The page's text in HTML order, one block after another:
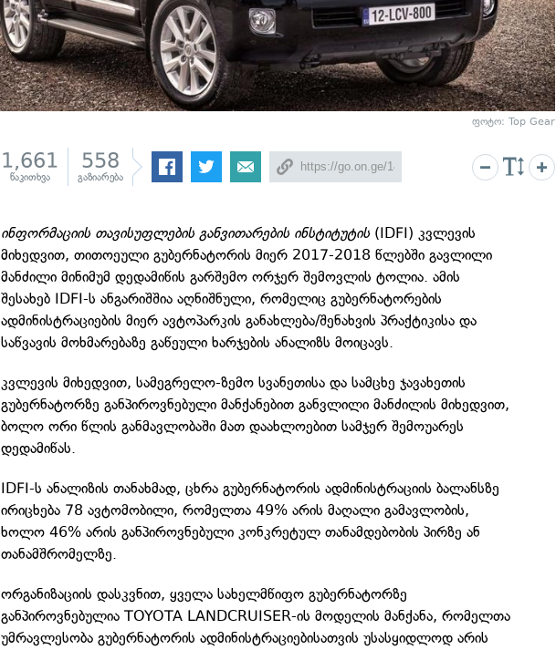
ფოტო: Top Gear
1,661
წაკითხვა
558
გაზიარება
ინფორმაციის თავისუფლების განვითარების ინსტიტუტის(IDFI) კვლევის
მიხედვით, თითოეული გუბერნატორის მიერ 2017-2018 წლებში გავლილი
მანძილი მინიმუმ დედამიწის გარშემო ორჯერ შემოვლის ტოლია. ამის
შესახებ IDFI-ს ანგარიშშია აღნიშნული, რომელიც გუბერნატორების
ადმინისტრაციების მიერ ავტოპარკის განახლება/შენახვის პრაქტიკისა და
საწვავის მოხმარებაზე გაწეული ხარჯების ანალიზს მოიცავს.
კვლევის მიხედვით, სამეგრელო-ზემო სვანეთისა და სამცხე ჯავახეთის
გუბერნატორზე განპიროვნებული მანქანებით განვლილი მანძილის მიხედვით,
ბოლო ორი წლის განმავლობაში მათ დაახლოებით სამჯერ შემოუარეს
დედამიწას.
IDFI-ს ანალიზის თანახმად, ცხრა გუბერნატორის ადმინისტრაციის ბალანსზე
ირიცხება 78 ავტომობილი, რომელთა 49% არის მაღალი გამავლობის,
ხოლო 46% არის განპიროვნებული კონკრეტულ თანამდებობის პირზე ან
თანამშრომელზე.
ორგანიზაციის დასკვნით, ყველა სახელმწიფო გუბერნატორზე
განპიროვნებულია TOYOTA LANDCRUISER-ის მოდელის მანქანა, რომელთა
უმრავლესობა გუბერნატორის ადმინისტრაციებისათვის უსასყიდლოდ არის